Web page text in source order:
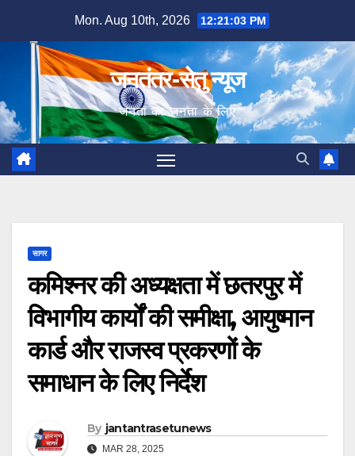
content
Mon. Aug 10th, 2026 12:21:04 PM
जनतंत्र-सेतु न्यूज
जनता का जनता के लिए
सागर
कमिश्नर की अध्यक्षता में छतरपुर में
विभागीय कार्यों की समीक्षा, आयुष्मान
कार्ड और राजस्व प्रकरणों के
समाधान के लिए निर्देश
By jantantrasetunews
MAR 28, 2025